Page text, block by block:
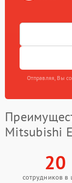
Отправляя, Вы
Mitsubishi
20
сотрудников в